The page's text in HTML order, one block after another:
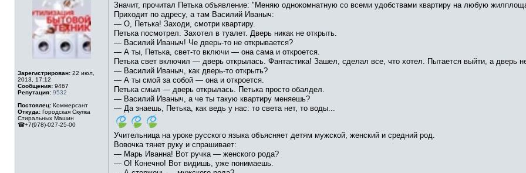
Зарегистрирован: 22 июл,
2013, 17:12
Сообщения: 9467
Репутация: 9532
Постоялец: Коммерсант
Откуда: Городская Скупка
Стиральных Машин
☎+7(978)-027-25-00
Значит, прочитал Петька объявление: "Меняю однокомнатную со всеми удобствами квартиру на любую
Приходит по адресу, а там Василий Иваныч:
— О, Петька! Заходи, смотри квартиру.
Петька посмотрел. Захотел в туалет. Дверь никак не открыть.
— Василий Иваныч! Че дверь-то не открывается?
— А ты, Петька, свет-то включи — она сама и откроется.
Петька свет включил — дверь открылась. Фантастика! Зашел, сделал все, что хотел. Пытается выйти, а дверь
— Василий Иваныч, как дверь-то открыть?
— А ты смой за собой — она и откроется.
Петька смыл — дверь открылась. Петька просто обалдел.
— Василий Иваныч, а че ты такую квартиру меняешь?
— Да знаешь, Петька, как ведь у нас: то света нет, то воды...
Учительница на уроке русского языка объясняет детям мужской, женский и средний род.
Вовочка тянет руку и спрашивает:
— Марь Иванна! Вот ручка — женского рода?
— О! Конечно! Вот видишь, уже понимаешь.